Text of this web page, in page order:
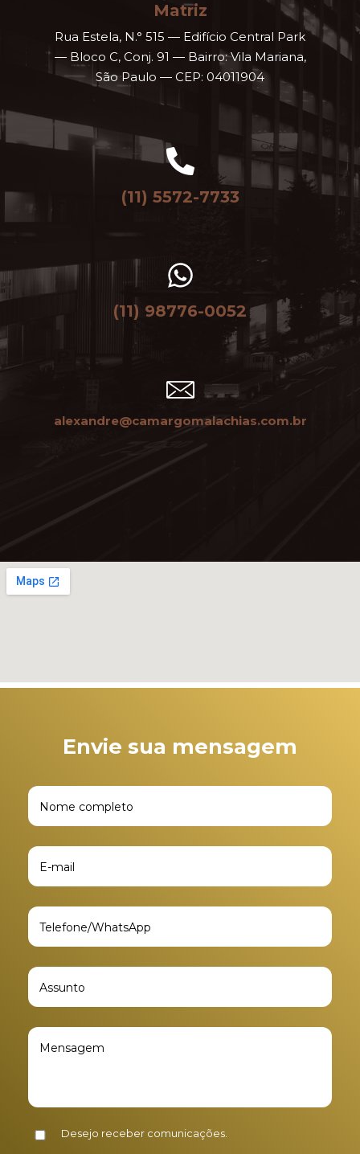
Matriz
Rua Estela, N.° 515 — Edifício Central Park
— Bloco C, Conj. 91 — Bairro: Vila Mariana,
São Paulo — CEP: 04011904
(11) 5572-7733
(11) 98776-0052
alexandre@camargomalachias.com.br
Envie sua mensagem
Desejo receber comunicações.